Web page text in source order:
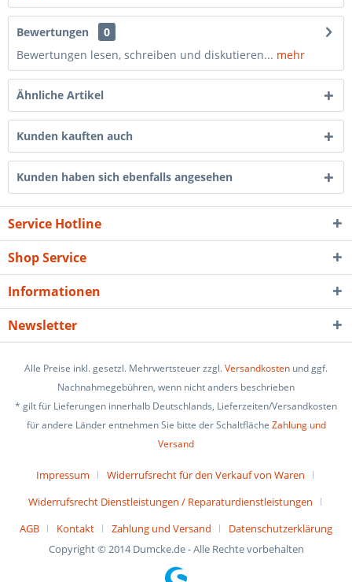
Bewertungen
0
Bewertungen lesen, schreiben und diskutieren... mehr
Ähnliche Artikel
Kunden kauften auch
Kunden haben sich ebenfalls angesehen
Service Hotline
Shop Service
Informationen
Newsletter
Alle Preise inkl. gesetzl. Mehrwertsteuer zzgl.Versandkosten und ggf.
Nachnahmegebühren, wenn nicht anders beschrieben
* gilt für Lieferungen innerhalb Deutschlands, Lieferzeiten/Versandkosten
für andere Länder entnehmen Sie bitte der Schaltfläche Zahlung und
Versand
Impressum
Widerrufsrecht für den Verkauf von Waren
Widerrufsrecht Dienstleistungen / Reparaturdienstleistungen
AGB
Kontakt Zahlung und Versand
Datenschutzerklärung
Copyright © 2014 Dumcke.de - Alle Rechte vorbehalten